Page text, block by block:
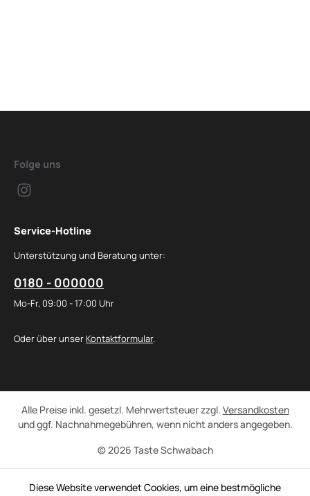
Folge uns
Service-Hotline
Unterstützung und Beratung unter:
0180 - 000000
Mo-Fr, 09:00 - 17:00 Uhr
Oder über unser Kontaktformular.
© 2026 Taste Schwabach
Alle Preise inkl. gesetzl. Mehrwertsteuer zzgl. Versandkosten
und ggf. Nachnahmegebühren, wenn nicht anders angegeben.
Diese Website verwendet Cookies, um eine bestmögliche